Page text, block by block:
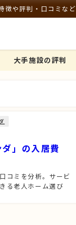
徴や評判・口コミなど
大手施設の評判
」の入居費
コミを分析。サービ
る老人ホーム選び